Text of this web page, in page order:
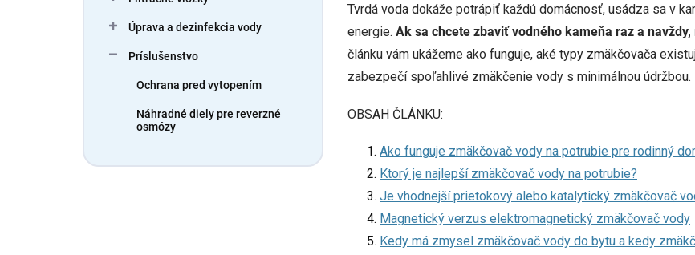
Úprava a dezinfekcia vody
Príslušenstvo
Ochrana pred vytopením
Náhradné diely pre reverzné
osmózy
Tvrdá voda dokáže potrápiť každú domácnosť, usádza sa v
energie. Ak sa chcete zbaviť vodného kameňa raz a
článku vám ukážeme ako funguje, aké typy zmäkčovača
zabezpečí spoľahlivé zmäkčenie vody s minimálnou
OBSAH ČLÁNKU:
Ako funguje zmäkčovač vody na potrubie pre rodinný
Ktorý je najlepší zmäkčovač vody na potrubie?
Je vhodnejší prietokový alebo katalytický zmäkčovač
Magnetický verzus elektromagnetický zmäkčovač vody
Kedy má zmysel zmäkčovač vody do bytu a kedy